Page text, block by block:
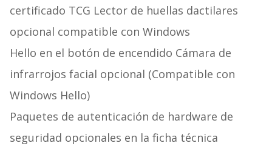
certificado TCG Lector de huellas dactilares
opcional compatible con Windows
Hello en el botón de encendido Cámara de
infrarrojos facial opcional (Compatible con
Windows Hello)
Paquetes de autenticación de hardware de
seguridad opcionales en la ficha técnica